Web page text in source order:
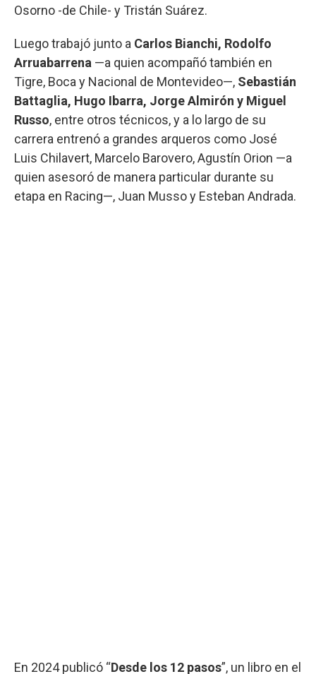
Osorno -de Chile- y Tristán Suárez.
Luego trabajó junto a Carlos Bianchi, Rodolfo
Arruabarrena —a quien acompañó también en
Tigre, Boca y Nacional de Montevideo—, Sebastián
Battaglia, Hugo Ibarra, Jorge Almirón y Miguel
Russo, entre otros técnicos, y a lo largo de su
carrera entrenó a grandes arqueros como José
Luis Chilavert, Marcelo Barovero, Agustín Orion —a
quien asesoró de manera particular durante su
etapa en Racing—, Juan Musso y Esteban Andrada.
En 2024 publicó “Desde los 12 pasos”, un libro en el